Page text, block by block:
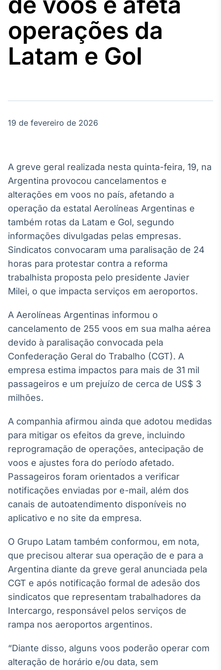
Agro
Tudo sobre o
agronegócio
O setor de
energia elétrica
no Brasil
Broadcast
White Label
Plataforma para
conteúdos
personalizados
Soluções de Dados
e Conteúdos
OTC
negociação de
ativos
Broadcast
Datafeed
dados
Broadcast
Ticker
Cotações e
headlines de
notícias
Broadcast
Componentes
para conteúdos e
Broadcast
Wallboard
Conteúdos e
dados para
operações da
Latam e Gol
19 de fevereiro de 2026
A greve geral realizada nesta quinta-feira, 19, na
Argentina provocou cancelamentos e
alterações em voos no país, afetando a
operação da estatal Aerolíneas Argentinas e
também rotas da Latam e Gol, segundo
informações divulgadas pelas empresas.
Sindicatos convocaram uma paralisação de 24
horas para protestar contra a reforma
trabalhista proposta pelo presidente Javier
Milei, o que impacta serviços em aeroportos.
A Aerolíneas Argentinas informou o
cancelamento de 255 voos em sua malha aérea
devido à paralisação convocada pela
Confederação Geral do Trabalho (CGT). A
empresa estima impactos para mais de 31 mil
passageiros e um prejuízo de cerca de US$ 3
milhões.
A companhia afirmou ainda que adotou medidas
para mitigar os efeitos da greve, incluindo
reprogramação de operações, antecipação de
voos e ajustes fora do período afetado.
Passageiros foram orientados a verificar
notificações enviadas por e-mail, além dos
canais de autoatendimento disponíveis no
aplicativo e no site da empresa.
O Grupo Latam também conformou, em nota,
que precisou alterar sua operação de e para a
Argentina diante da greve geral anunciada pela
CGT e após notificação formal de adesão dos
sindicatos que representam trabalhadores da
Intercargo, responsável pelos serviços de
rampa nos aeroportos argentinos.
“Diante disso, alguns voos poderão operar com
alteração de horário e/ou data, sem